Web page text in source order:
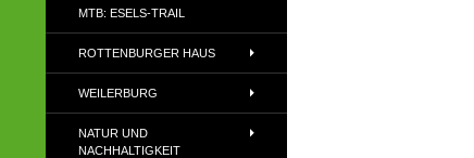
MTB: ESELS-TRAIL
ROTTENBURGER HAUS
WEILERBURG
NATUR UND
NACHHALTIGKEIT